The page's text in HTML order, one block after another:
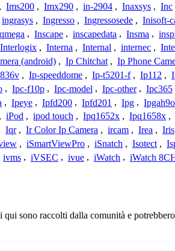
, Ims200 , Imx290 , in-2904 , Inaxsys , Inc
ingrasys , Ingresso , Ingressosede , Inisoft-
, Inscape , inscapedata , Insma ,
Interlogix , Interna , Internal , internec ,
(android) , Ip Chitchat , Ip Phone
, Ip-speeddome , Ip-t5201-f , Ip112 ,
, Ipc-f10p , Ipc-model , Ipc-other , Ipc365
, Ipeye , Ipfd200 , Ipfd201 , Ipg ,
, iPod , ipod touch , Ipq1652x , Ipq1658x ,
Iqr , Ir Color Ip Camera , ircam , Irea , Iris
, iSmartViewPro , iSnatch , Isotect ,
ivms , iVSEC , ivue , iWatch , iWatch
sono raccolti dalla comunità e